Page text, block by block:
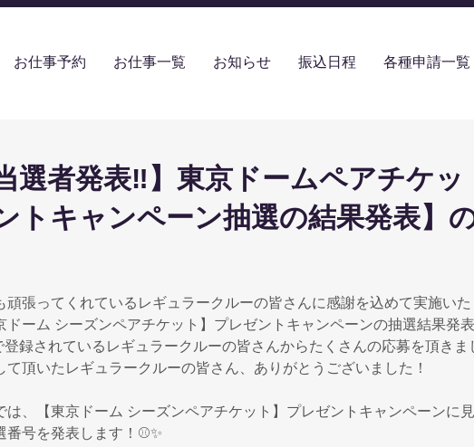
お仕事予約 お仕事一覧 お知らせ 振込日程 各種申請一覧
当選者発表‼】東京ドームペアチケ
トキャンペーン抽選の結果発表】
頑張ってくれているレギュラークルーの皆さんに感謝を込めて実施い
ドーム シーズンペアチケット】プレゼントキャンペーンの抽選結果発
登録されているレギュラークルーの皆さんからたくさんの応募を頂きま
て頂いたレギュラークルーの皆さん、ありがとうございました！
は、【東京ドーム シーズンペアチケット】プレゼントキャンペーンに
番号を発表します！⚾️✨